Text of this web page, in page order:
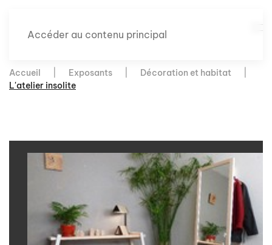
Accéder au contenu principal
Accueil Exposants
Décoration et habitat
L'atelier insolite